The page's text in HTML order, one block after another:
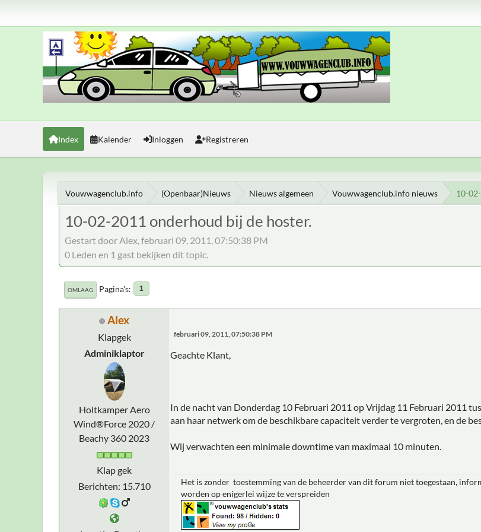
Index Kalender Inloggen Registreren
Vouwwagenclub.info (Openbaar)Nieuws Nieuws algemeen Vouwwagenclub.info nieuws 10-
10-02-2011 onderhoud bij de hoster.
Gestart door Alex, februari 09, 2011, 07:50:38 PM
0 Leden en 1 gast bekijken dit topic.
OMLAAG Pagina's 1
Alex
Klapgek
Adminiklaptor
Holtkamper Aero
Wind®Force 2020 /
Beachy 360 2023
Klap gek
Berichten: 15.710
februari 09, 2011, 07:50:38 PM
Geachte Klant,
In de nacht van Donderdag 10 Februari 2011 op Vrijdag 11 Februari 2011
aan haar netwerk om de beschikbare capaciteit verder te vergroten, en de
Wij verwachten een minimale downtime van maximaal 10 minuten.
Het is zonder toestemming van de beheerder van dit forum niet toegestaan,
worden op enigerlei wijze te verspreiden